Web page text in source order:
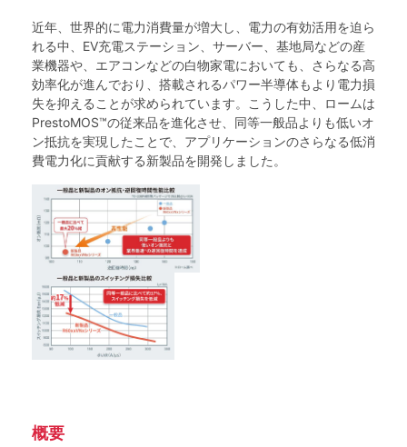
近年、世界的に電力消費量が増大し、電力の有効活用を迫ら
れる中、EV充電ステーション、サーバー、基地局などの産
業機器や、エアコンなどの白物家電においても、さらなる高
効率化が進んでおり、搭載されるパワー半導体もより電力損
失を抑えることが求められています。こうした中、ロームは
PrestoMOS™の従来品を進化させ、同等一般品よりも低いオ
ン抵抗を実現したことで、アプリケーションのさらなる低消
費電力化に貢献する新製品を開発しました。
概要